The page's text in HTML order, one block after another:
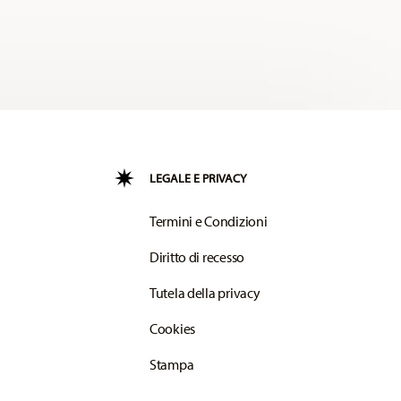
LEGALE E PRIVACY
Termini e Condizioni
Diritto di recesso
Tutela della privacy
Cookies
Stampa